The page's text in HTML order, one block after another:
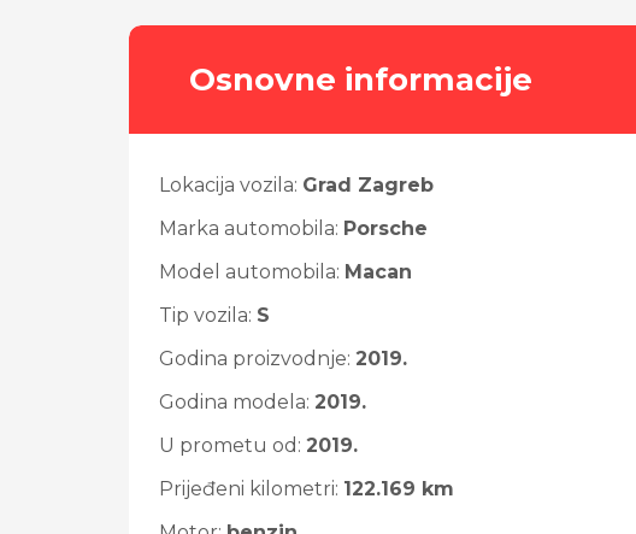
Osnovne informacije
Lokacija vozila: Grad Zagreb
Marka automobila: Porsche
Model automobila: Macan
Tip vozila: S
Godina proizvodnje: 2019.
Godina modela: 2019.
U prometu od: 2019.
Prijeđeni kilometri: 122.169 km